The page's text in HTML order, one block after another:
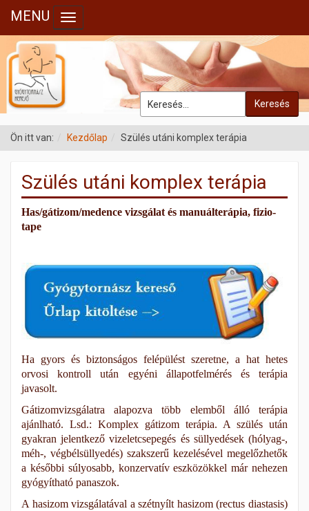
Keresés
MENU Toggle navigation
Ön itt van: Kezdőlap Szülés utáni komplex terápia
Szülés utáni komplex terápia
Has/gátizom/medence vizsgálat és manuálterápia, fizio-
tape
Ha gyors és biztonságos felépülést szeretne, a hat hetes
orvosi kontroll után egyéni állapotfelmérés és terápia
javasolt.
Gátizomvizsgálatra alapozva több elemből álló terápia
ajánlható. Lsd.: Komplex gátizom terápia. A szülés után
gyakran jelentkező vizeletcsepegés és süllyedések (hólyag-,
méh-, végbélsüllyedés) szakszerű kezelésével megelőzhetők
a későbbi súlyosabb, konzervatív eszközökkel már nehezen
gyógyítható panaszok.
A hasizom vizsgálatával a szétnyílt hasizom (rectus diastasis)